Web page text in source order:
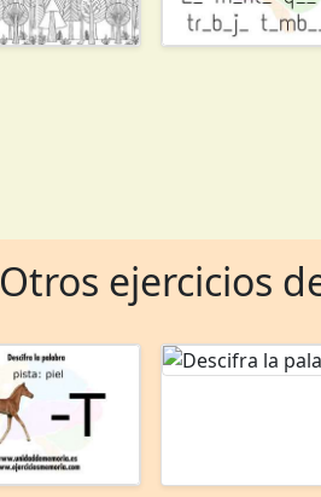
Otros ejercicios